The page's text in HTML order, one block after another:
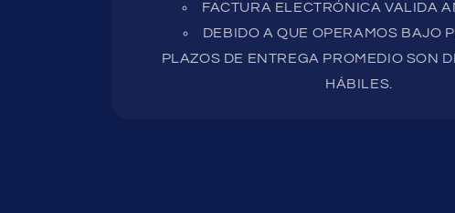
FACTURA ELECTRÓNICA VALIDA
DEBIDO A QUE OPERAMOS BAJO
PLAZOS DE ENTREGA PROMEDIO SON
HÁBILES.